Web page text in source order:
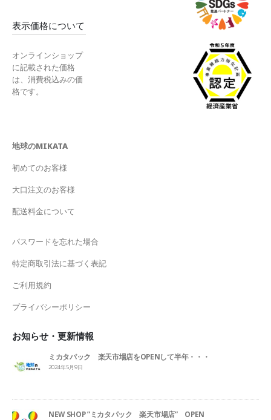
表示価格について
オンラインショップ
に記載された価格
は、消費税込みの価
格です。
地球のMIKATA
初めてのお客様
大口注文のお客様
配送料金について
パスワードを忘れた場合
特定商取引法に基づく表記
ご利用規約
プライバシーポリシー
お知らせ・更新情報
ミカタパック 楽天市場店をOPENして半年・・・
2024年5月9日
NEW SHOP ”ミカタパック 楽天市場店” OPEN